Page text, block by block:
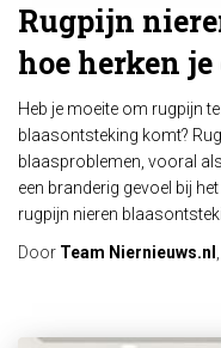
Rugpijn
hoe herken
Heb je moeite om rugpijn
blaasontsteking komt?
blaasproblemen, vooral
een branderig gevoel bij
rugpijn nieren
Door Team Niernieuws.nl ,